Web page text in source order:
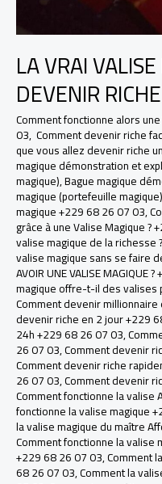
LA VRAI
DEVENIR
Comment fonctionne alors
03, Comment devenir riche
que vous allez devenir riche
magique démonstration et
magique),Bague magique
magique (portefeuille
magique +229 68 26 07 03,
grâce à une Valise Magique ?
valise magique de la richesse
valise magique sans se faire
AVOIR UNE VALISE MAGIQUE
magique offre-t-il des valises
Comment devenir
devenir riche en 2 jour +229
24h +229 68 26 07 03,
26 07 03,Comment devenir
Comment devenir riche
26 07 03,Comment devenir
Comment fonctionne la valise
fonctionne la valise magique
la valise magique du maître
Comment fonctionne la valise
+229 68 26 07 03,Comment
68 26 07 03,Comment la